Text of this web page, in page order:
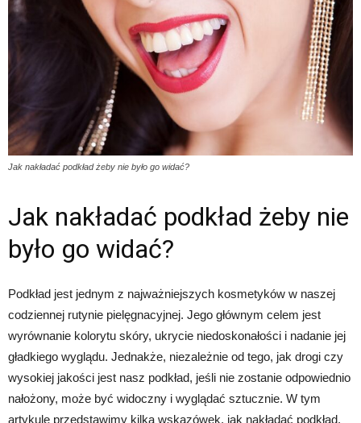
Jak nakładać podkład żeby nie było go widać?
Jak nakładać podkład żeby nie
było go widać?
Podkład jest jednym z najważniejszych kosmetyków w naszej
codziennej rutynie pielęgnacyjnej. Jego głównym celem jest
wyrównanie kolorytu skóry, ukrycie niedoskonałości i nadanie jej
gładkiego wyglądu. Jednakże, niezależnie od tego, jak drogi czy
wysokiej jakości jest nasz podkład, jeśli nie zostanie odpowiednio
nałożony, może być widoczny i wyglądać sztucznie. W tym
artykule przedstawimy kilka wskazówek, jak nakładać podkład,